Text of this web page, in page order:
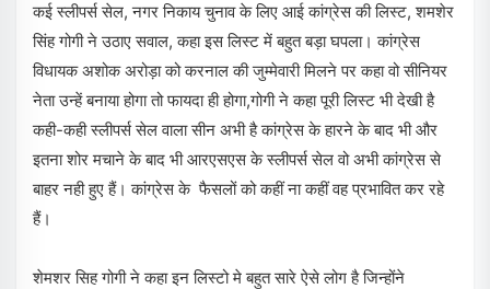
कई स्लीपर्स सेल, नगर निकाय चुनाव के लिए आई कांग्रेस की लिस्ट, शमशेर
सिंह गोगी ने उठाए सवाल, कहा इस लिस्ट में बहुत बड़ा घपला। कांग्रेस
विधायक अशोक अरोड़ा को करनाल की जुम्मेवारी मिलने पर कहा वो सीनियर
नेता उन्हें बनाया होगा तो फायदा ही होगा,गोगी ने कहा पूरी लिस्ट भी देखी है
कही-कही स्लीपर्स सेल वाला सीन अभी है कांग्रेस के हारने के बाद भी और
इतना शोर मचाने के बाद भी आरएसएस के स्लीपर्स सेल वो अभी कांग्रेस से
बाहर नही हुए हैं। कांग्रेस के फैसलों को कहीं ना कहीं वह प्रभावित कर रहे
हैं।
शेमशर सिह गोगी ने कहा इन लिस्टो मे बहुत सारे ऐसे लोग है जिन्होंने